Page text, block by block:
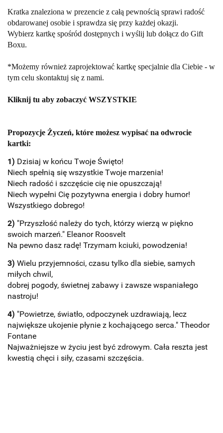
Kratka znaleziona w prezencie z całą pewnością sprawi radość
obdarowanej osobie i sprawdza się przy każdej okazji.
Wybierz kartkę spośród dostępnych i wyślij lub dołącz do Gift
Boxu.
*Możemy również zaprojektować kartkę specjalnie dla Ciebie - w
tym celu skontaktuj się z nami.
Kliknij tu aby zobaczyć WSZYSTKIE
Propozycje Życzeń, które możesz wypisać na odwrocie
kartki:
1) Dzisiaj w końcu Twoje Święto!
Niech spełnią się wszystkie Twoje marzenia!
Niech radość i szczęście cię nie opuszczają!
Niech wypełni Cię pozytywna energia i dobry humor!
Wszystkiego dobrego!
2) "Przyszłość należy do tych, którzy wierzą w piękno
swoich marzeń." Eleanor Roosvelt
Na pewno dasz radę! Trzymam kciuki, powodzenia!
3) Wielu przyjemności, czasu tylko dla siebie, samych
miłych chwil,
dobrej pogody, świetnej zabawy i zawsze wspaniałego
nastroju!
4) "Powietrze, światło, odpoczynek uzdrawiają, lecz
największe ukojenie płynie z kochającego serca." Theodor
Fontane
Najważniejsze w życiu jest być zdrowym. Cała reszta jest
kwestią chęci i siły, czasami szczęścia.